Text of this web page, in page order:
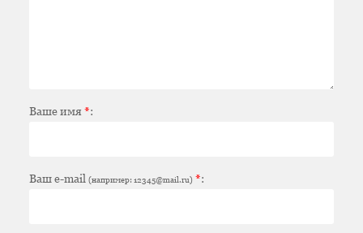
Ваше имя*:
Ваш e-mail (например: 12345@mail.ru) *: